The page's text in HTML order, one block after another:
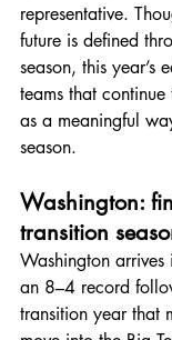
representative.
future is defined
season, this year’s
teams that
as a meaningful
season.
Washington:
transition
Washington arrives
an 8–4 record
transition year that